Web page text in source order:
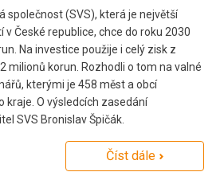
společnost (SVS), která je největší
České republice, chce do roku 2030
Na investice použije i celý zisk z
milionů korun. Rozhodli o tom na valné
kterými je 458 měst a obcí
kraje. O výsledcích zasedání
SVS Bronislav Špičák.
Číst dále